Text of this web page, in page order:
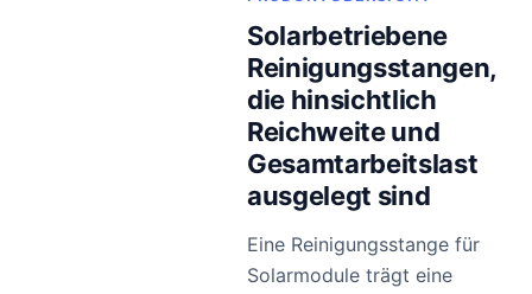
Solarbetriebene
Reinigungsstangen,
die hinsichtlich
Reichweite und
Gesamtarbeitslast
ausgelegt sind
Eine Reinigungsstange für
Solarmodule trägt eine